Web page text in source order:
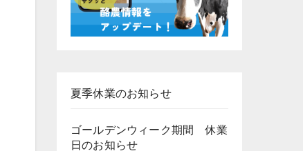
夏季休業のお知らせ
ゴールデンウィーク期間 休業
日のお知らせ